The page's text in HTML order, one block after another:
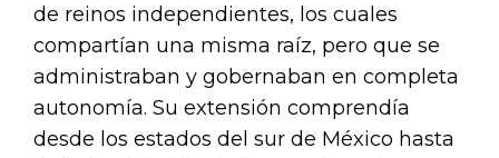
de reinos independientes, los cuales
compartían una misma raíz, pero que se
administraban y gobernaban en completa
autonomía. Su extensión comprendía
desde los estados del sur de México hasta